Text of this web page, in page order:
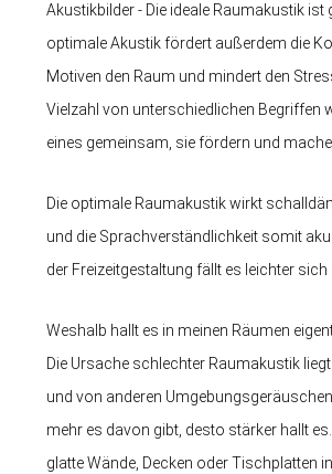
Akustikbilder - Die ideale Raumakustik
optimale Akustik fördert außerdem die
Motiven den Raum und mindert den
Vielzahl von unterschiedlichen Begriffen
eines gemeinsam, sie fördern und
Die optimale Raumakustik wirkt
und die Sprachverständlichkeit somit
der Freizeitgestaltung fällt es leichter
Weshalb hallt es in meinen Räumen
Die Ursache schlechter Raumakustik
und von anderen
mehr es davon gibt, desto stärker hallt
glatte Wände, Decken oder Tischplatten